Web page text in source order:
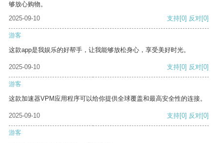
够放心购物。
2025-09-10
支持[0] 反对[0]
游客
这款app是我娱乐的好帮手，让我能够放松身心，享受美好时光。
2025-09-10 支持[0] 反对[0]
游客
这款加速器VPM应用程序可以给你提供全球覆盖和最高安全性的连接。
2025-09-10 支持[0] 反对[0]
游客